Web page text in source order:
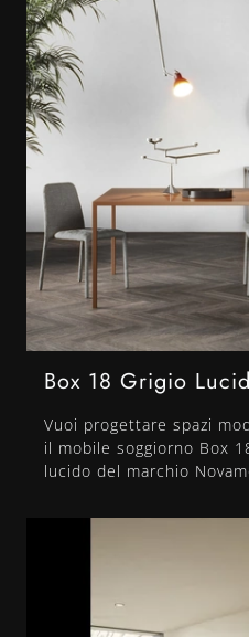
Box 18 Grigio
Vuoi progettare spazi
il mobile soggiorno Box
lucido del marchio